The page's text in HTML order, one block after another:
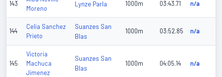
143
Moreno
Lynze Parla 1000m 03:43.71 n/a
144
Celia Sanchez
Prieto
Suanzes San
Blas
1000m 03:52.85 n/a
145
Victoria
Machuca
Jimenez
Suanzes San
Blas
1000m 04:05.14 n/a